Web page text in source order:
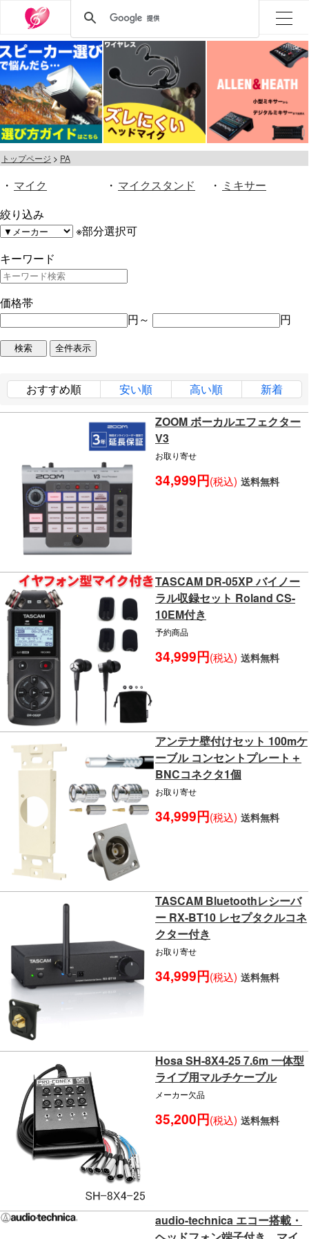
トップページ PA
・ マイク ・ マイクスタンド ・ ミキサー
絞り込み
※部分選択可
キーワード
価格帯
円～
円
おすすめ順 安い順 高い順 新着
ZOOM ボーカルエフェクター
V3
お取り寄せ
34,999円(税込) 送料無料
TASCAM DR-05XP バイノー
ラル収録セット Roland CS-
10EM付き
予約商品
34,999円(税込) 送料無料
アンテナ壁付けセット 100mケ
ーブル コンセントプレート＋
BNCコネクタ1個
お取り寄せ
34,999円(税込) 送料無料
TASCAM Bluetoothレシーバ
ー RX-BT10 レセプタクルコネ
クター付き
お取り寄せ
34,999円(税込) 送料無料
Hosa SH-8X4-25 7.6m 一体型
ライブ用マルチケーブル
メーカー欠品
35,200円(税込) 送料無料
audio-technica エコー搭載・